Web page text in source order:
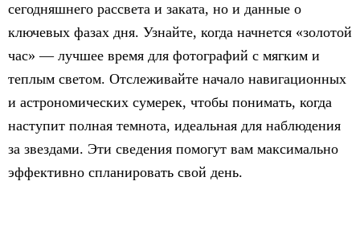
сегодняшнего рассвета и заката, но и данные о
ключевых фазах дня. Узнайте, когда начнется «золотой
час» — лучшее время для фотографий с мягким и
теплым светом. Отслеживайте начало навигационных
и астрономических сумерек, чтобы понимать, когда
наступит полная темнота, идеальная для наблюдения
за звездами. Эти сведения помогут вам максимально
эффективно спланировать свой день.